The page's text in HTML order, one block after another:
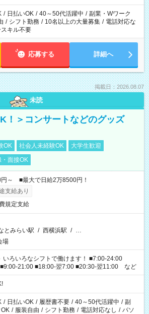
/ 日払いOK / 40～50代活躍中 / 副業・Wワーク
/ シフト勤務 / 10名以上の大量募集 / 電話対応な
キル不要
応募する 詳細へ
掲載日：2026.08.07
未読
！＞コンサートなどのグッズ
OK 社会人未経験OK
大学生歓迎
面接OK
円～ ■最大で日給2万8500円！
支給あり
規定支給
とみらい駅 / 西横浜駅 / …
場
いろいろなシフトで働けます！ ■7:00-24:00
21:00 ■18:00-翌7:00 ■20:30-翌11:00 など
/ 日払いOK / 履歴書不要 / 40～50代活躍中 / 副
/ 服装自由 / シフト勤務 / 電話対応なし / パソ